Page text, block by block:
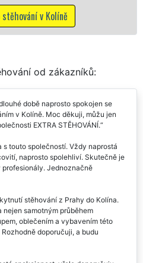
a svátků bez příplatků.
o stěhovací služby v Kolíně
od zákazníků:
době naprosto spokojen se
v Kolíně. Moc děkuji, můžu jen
touto společností. Vždy naprostá
naprosto spolehliví. Skutečně je
Jednoznačně
stěhování z Prahy do Kolína.
samotným průběhem
oblečením a vybavením této
doporučuji, a budu